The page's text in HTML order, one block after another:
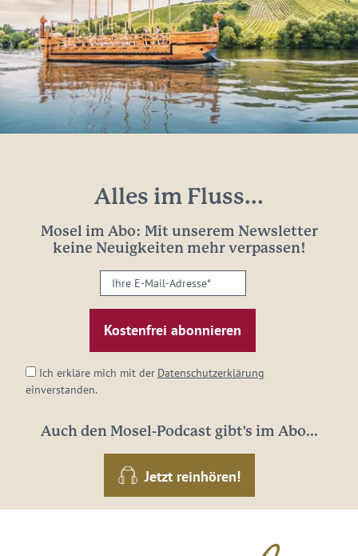
Alles im Fluss...
Mosel im Abo: Mit unserem Newsletter
keine Neuigkeiten mehr verpassen!
Ihre
E-
Mail-
Adresse:
Ich erkläre mich mit der Datenschutzerklärung
einverstanden.
Auch den Mosel-Podcast gibt's im Abo...
Jetzt reinhören!